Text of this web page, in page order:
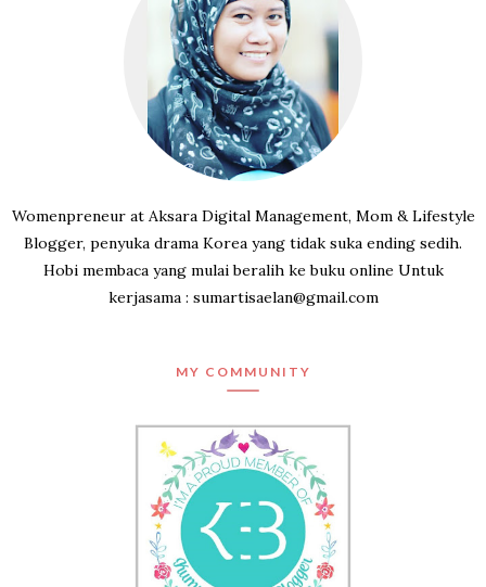
Womenpreneur at Aksara Digital Management, Mom & Lifestyle
Blogger, penyuka drama Korea yang tidak suka ending sedih.
Hobi membaca yang mulai beralih ke buku online Untuk
kerjasama : sumartisaelan@gmail.com
MY COMMUNITY